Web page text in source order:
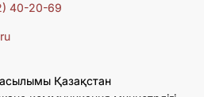
40-20-69
Қазақстан